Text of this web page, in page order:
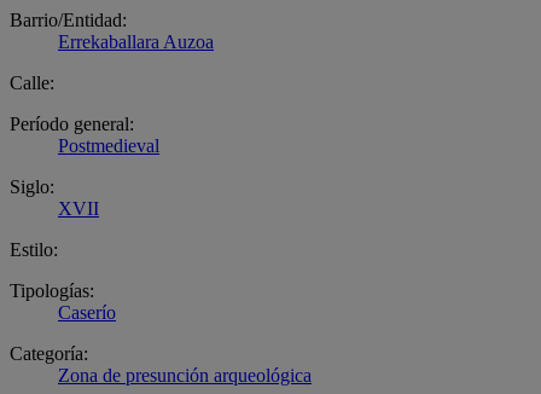
Barrio/Entidad:
Errekaballara Auzoa
Calle:
Período general:
Postmedieval
Siglo:
XVII
Estilo:
Tipologías:
Caserío
Categoría:
Zona de presunción arqueológica